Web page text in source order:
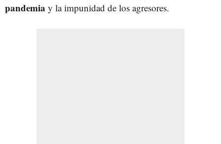
pandemia y la impunidad de los agresores.